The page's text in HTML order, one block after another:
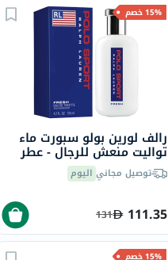
15% خصم
رالف لورين بولو سبورت ماء
تواليت منعش للرجال - عطر
حمضي ومنعش 125 مل
توصيل مجاني اليوم
111.35
131
15% خصم